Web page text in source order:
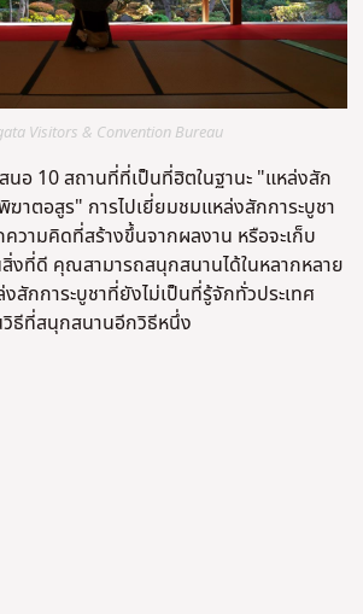
Visitors & Convention Bureau
สนอ 10 สถานที่ที่เป็นที่ฮิตในฐานะ "แหล่งสัก
ฆาตอสูร" การไปเยี่ยมชมแหล่งสักการะบูชา
ความคิดที่สร้างขึ้นจากผลงาน หรือจะเก็บ
สิ่งที่ดี คุณสามารถสนุกสนานได้ในหลากหลาย
สักการะบูชาที่ยังไม่เป็นที่รู้จักทั่วประเทศ
วิธีที่สนุกสนานอีกวิธีหนึ่ง